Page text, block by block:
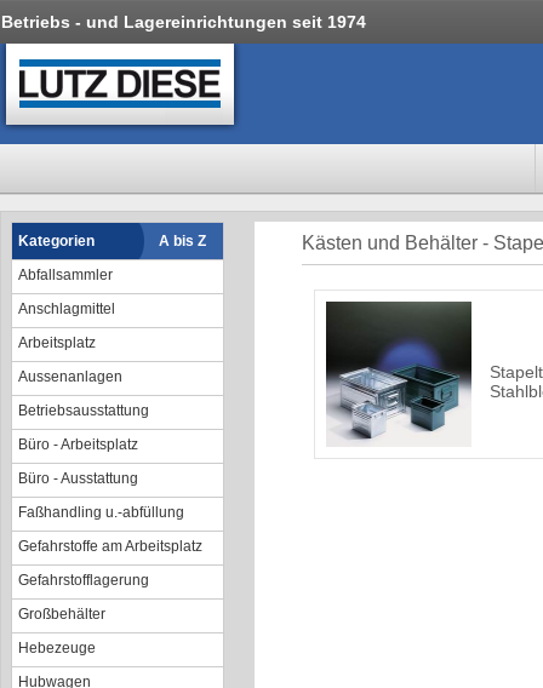
Betriebs - und Lagereinrichtungen seit 1974
Kategorien
A bis Z
Abfallsammler
Anschlagmittel
Arbeitsplatz
Aussenanlagen
Betriebsausstattung
Büro - Arbeitsplatz
Büro - Ausstattung
Faßhandling u.-abfüllung
Gefahrstoffe am Arbeitsplatz
Gefahrstofflagerung
Großbehälter
Hebezeuge
Hubwagen
Kästen und Behälter -